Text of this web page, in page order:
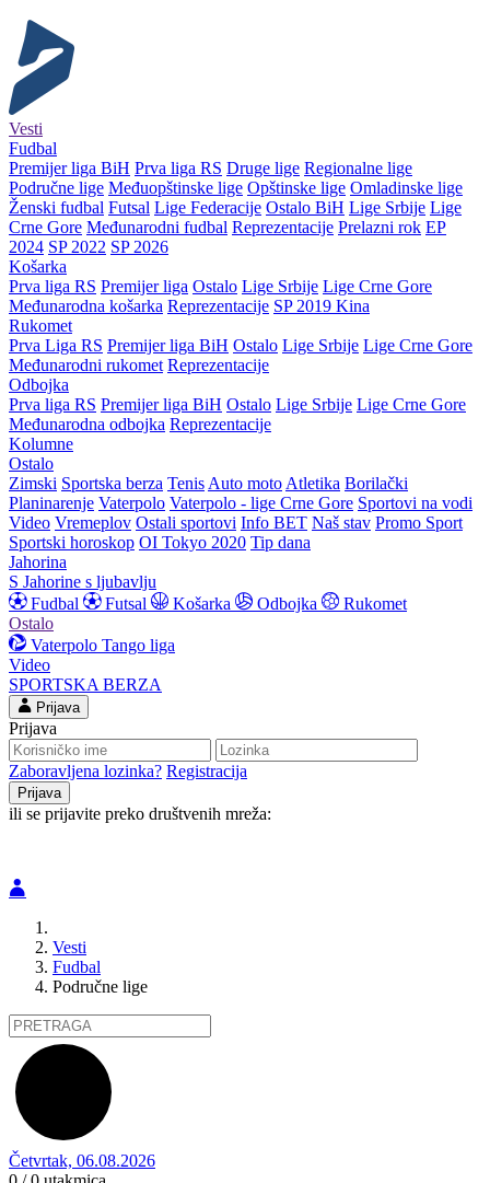
Vesti
Fudbal
Premijer liga BiH Prva liga RS Druge lige Regionalne lige
Područne lige Međuopštinske lige Opštinske lige Omladinske lige
Ženski fudbal Futsal Lige Federacije Ostalo BiH Lige Srbije Lige
Crne Gore Međunarodni fudbal Reprezentacije Prelazni rok EP
2024 SP 2022 SP 2026
Košarka
Prva liga RS Premijer liga Ostalo Lige Srbije Lige Crne Gore
Međunarodna košarka Reprezentacije SP 2019 Kina
Rukomet
Prva Liga RS Premijer liga BiH Ostalo Lige Srbije Lige Crne Gore
Međunarodni rukomet Reprezentacije
Odbojka
Prva liga RS Premijer liga BiH Ostalo Lige Srbije Lige Crne Gore
Međunarodna odbojka Reprezentacije
Kolumne
Ostalo
Zimski Sportska berza Tenis Auto moto Atletika Borilački
Planinarenje Vaterpolo Vaterpolo - lige Crne Gore Sportovi na vodi
Video Vremeplov Ostali sportovi Info BET Naš stav Promo Sport
Sportski horoskop OI Tokyo 2020 Tip dana
Jahorina
S Jahorine s ljubavlju
Fudbal
Futsal Košarka Odbojka
Rukomet
Ostalo
Vaterpolo Tango liga
Video
SPORTSKA BERZA
Prijava
Prijava
Zaboravljena lozinka? Registracija
ili se prijavite preko društvenih mreža:
Vesti
Fudbal
Područne lige
Četvrtak, 06.08.2026